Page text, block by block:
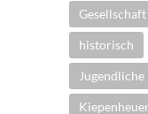
Gesellschaft
historisch
Jugendliche